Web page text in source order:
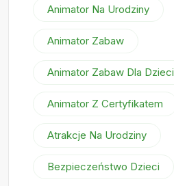
Animator Na Urodziny
Animator Zabaw
Animator Zabaw Dla Dzieci
Animator Z Certyfikatem
Atrakcje Na Urodziny
Bezpieczeństwo Dzieci